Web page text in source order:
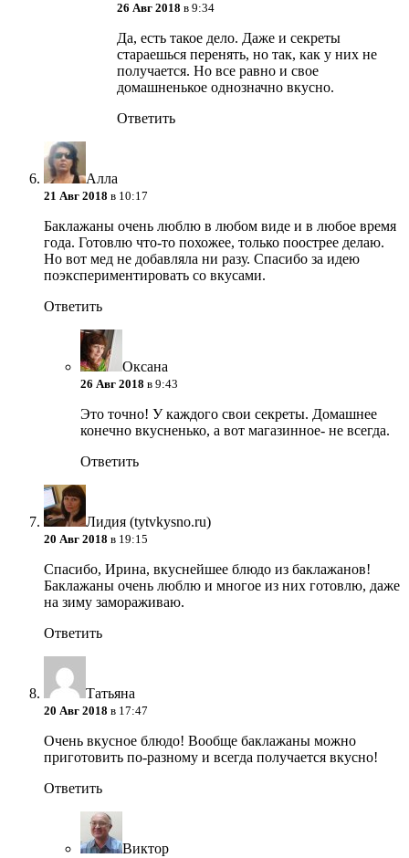
26 Авг 2018 в 9:34
Да, есть такое дело. Даже и секреты
стараешься перенять, но так, как у них не
получается. Но все равно и свое
домашненькое однозначно вкусно.
Ответить
Алла
21 Авг 2018 в 10:17
Баклажаны очень люблю в любом виде и в любое время
года. Готовлю что-то похожее, только поострее делаю.
Но вот мед не добавляла ни разу. Спасибо за идею
поэкспериментировать со вкусами.
Ответить
Оксана
26 Авг 2018 в 9:43
Это точно! У каждого свои секреты. Домашнее
конечно вкусненько, а вот магазинное- не всегда.
Ответить
Лидия (tytvkysno.ru)
20 Авг 2018 в 19:15
Спасибо, Ирина, вкуснейшее блюдо из баклажанов!
Баклажаны очень люблю и многое из них готовлю, даже
на зиму замораживаю.
Ответить
Татьяна
20 Авг 2018 в 17:47
Очень вкусное блюдо! Вообще баклажаны можно
приготовить по-разному и всегда получается вкусно!
Ответить
Виктор